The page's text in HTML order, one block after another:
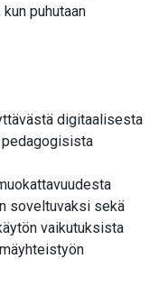
puhutaan
digitaalisesta
soveltuvaksi sekä
vaikutuksista